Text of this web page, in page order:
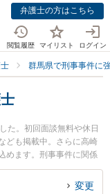
弁護士の方はこちら
閲覧履歴 マイリスト ログイン
群馬県で刑事事件に
た。初回面談無料や休日
ども掲載中。さらに高崎
めます。刑事事件に関係
分野での絞り込み検索も
やネクスパート法律事務
変更